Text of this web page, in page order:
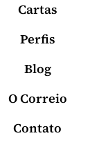
Cartas
Perfis
Blog
O Correio
Contato